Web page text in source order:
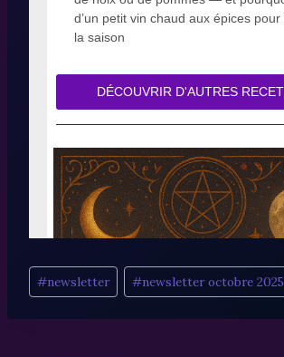
Étiquettes
de
la
#newsletter #newsletter octobre 2025